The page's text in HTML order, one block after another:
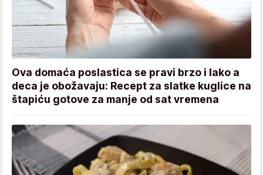
Ova domaća poslastica se pravi brzo i lako a
deca je obožavaju: Recept za slatke kuglice na
štapiću gotove za manje od sat vremena